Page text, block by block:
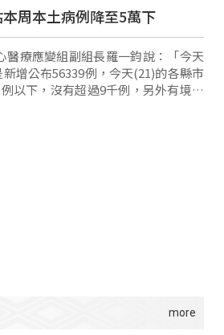
周本土病例降至5萬下
醫療應變組副組長羅一鈞說：「今天
增公布56339例，今天(21)的各縣市
以下，沒有超過9千例，另外有境外
11...。